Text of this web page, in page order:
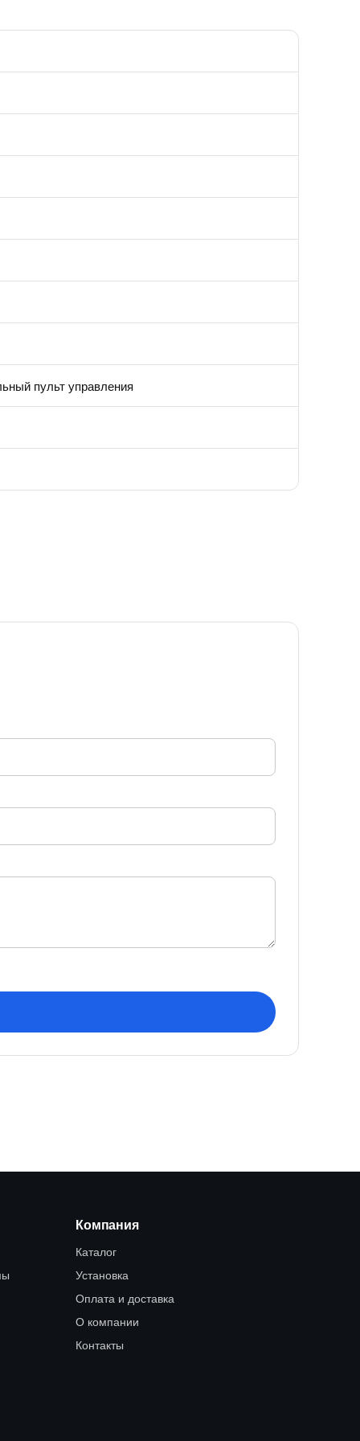
пульт управления
Компания
Каталог
Установка
Оплата и доставка
О компании
Контакты